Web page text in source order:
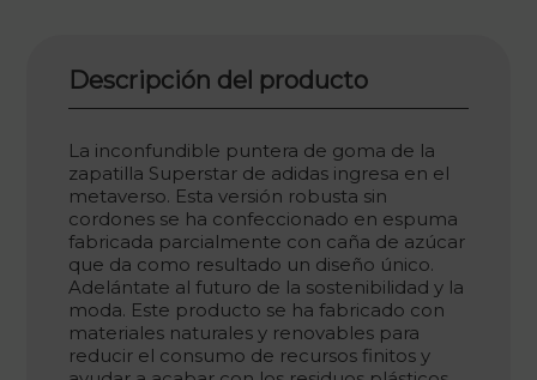
Descripción del producto
La inconfundible puntera de goma de la
zapatilla Superstar de adidas ingresa en el
metaverso. Esta versión robusta sin
cordones se ha confeccionado en espuma
fabricada parcialmente con caña de azúcar
que da como resultado un diseño único.
Adelántate al futuro de la sostenibilidad y la
moda. Este producto se ha fabricado con
materiales naturales y renovables para
reducir el consumo de recursos finitos y